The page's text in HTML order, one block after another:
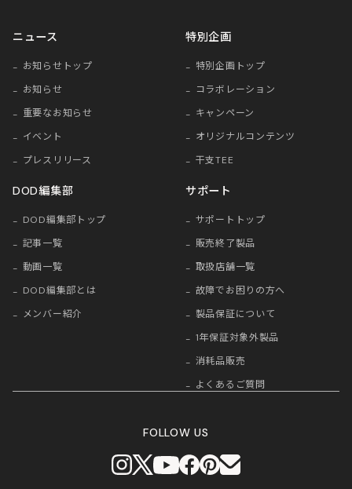
ニュース
お知らせトップ
お知らせ
重要なお知らせ
イベント
プレスリリース
特別企画
特別企画トップ
コラボレーション
キャンペーン
オリジナルコンテンツ
干支TEE
DOD編集部
DOD編集部トップ
記事一覧
動画一覧
DOD編集部とは
メンバー紹介
サポート
サポートトップ
販売終了製品
取扱店舗一覧
故障でお困りの方へ
製品保証について
1年保証対象外製品
消耗品販売
よくあるご質問
FOLLOW US